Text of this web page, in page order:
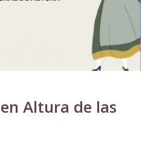
Altura de las